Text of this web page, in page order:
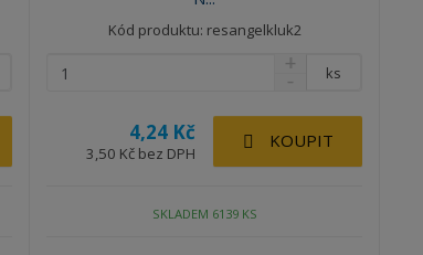
Kód produktu: resangelkluk2
4,24 Kč
3,50 Kč bez DPH
ks
KOUPIT
SKLADEM 6139 KS